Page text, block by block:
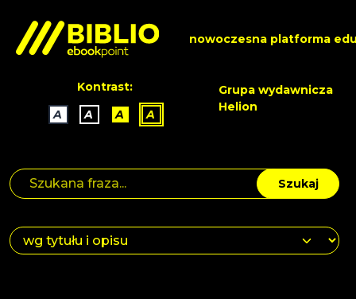
nowoczesna platforma
Kontrast:
A
A A A
Grupa wydawnicza
Helion
Szukaj